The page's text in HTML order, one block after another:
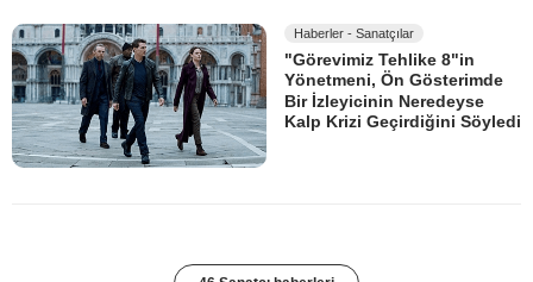
Haberler - Sanatçılar
"Görevimiz Tehlike 8"in
Yönetmeni, Ön Gösterimde
Bir İzleyicinin Neredeyse
Kalp Krizi Geçirdiğini Söyledi